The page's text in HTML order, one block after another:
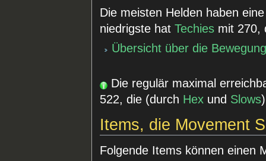
Die meisten Helden haben
niedrigste hatTechies mit 270,
Übersicht über die
Die regulär maximal
522, die (durch Hex und Slows
Items, die Movement
Folgende Items können einen